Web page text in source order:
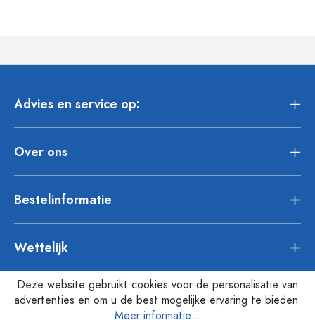
Advies en service op:
Over ons
Bestelinformatie
Wettelijk
Deze website gebruikt cookies voor de personalisatie van
advertenties en om u de best mogelijke ervaring te bieden.
Meer informatie...